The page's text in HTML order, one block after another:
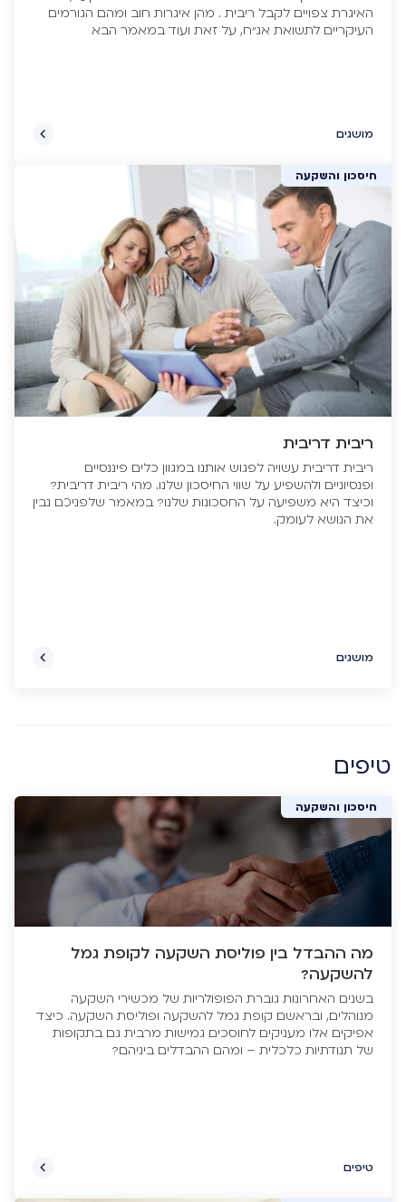
האיגרת צפויים לקבל ריבית . מהן איגרות חוב ומהם הגורמים
העיקריים לתשואת אג"ח, על זאת ועוד במאמר הבא
מושגים
חיסכון והשקעה
ריבית דריבית
ריבית דריבית עשויה לפגוש אותנו במגוון כלים פיננסיים
ופנסיוניים ולהשפיע על שווי החיסכון שלנו. מהי ריבית דריבית?
וכיצד היא משפיעה על החסכונות שלנו? במאמר שלפניכם נבין
את הנושא לעומק.
מושגים
טיפים
חיסכון והשקעה
מה ההבדל בין פוליסת השקעה לקופת גמל
להשקעה?
בשנים האחרונות גוברת הפופולריות של מכשירי השקעה
מנוהלים, ובראשם קופת גמל להשקעה ופוליסת השקעה. כיצד
אפיקים אלו מעניקים לחוסכים גמישות מרבית גם בתקופות
של תנודתיות כלכלית – ומהם ההבדלים ביניהם?
טיפים